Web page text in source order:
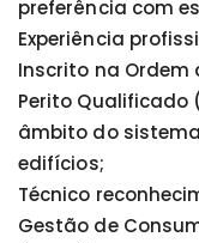
preferência com
Experiência
Inscrito na Ordem
Perito Qualificado
âmbito do
edifícios;
Técnico
Gestão de